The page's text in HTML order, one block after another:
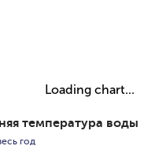
Loading chart...
температура воды
год